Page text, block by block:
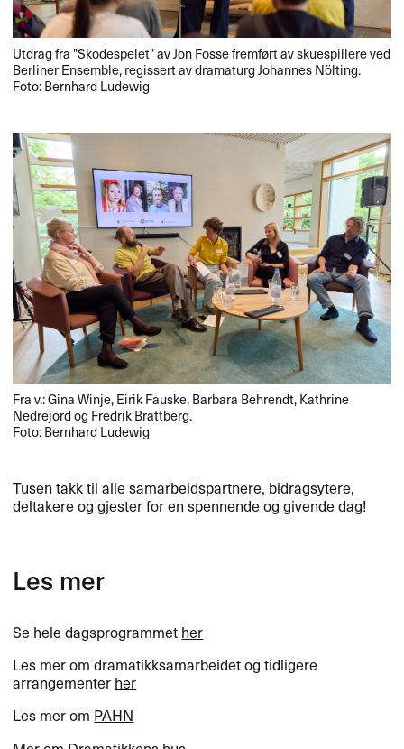
Utdrag fra "Skodespelet" av Jon Fosse fremført av skuespillere ved
Berliner Ensemble, regissert av dramaturg Johannes Nölting.
Foto: Bernhard Ludewig
Fra v.: Gina Winje, Eirik Fauske, Barbara Behrendt, Kathrine
Nedrejord og Fredrik Brattberg.
Foto: Bernhard Ludewig
Tusen takk til alle samarbeidspartnere, bidragsytere,
deltakere og gjester for en spennende og givende dag!
Les mer
Se hele dagsprogrammet her
Les mer om dramatikksamarbeidet og tidligere
arrangementer her
Les mer om PAHN